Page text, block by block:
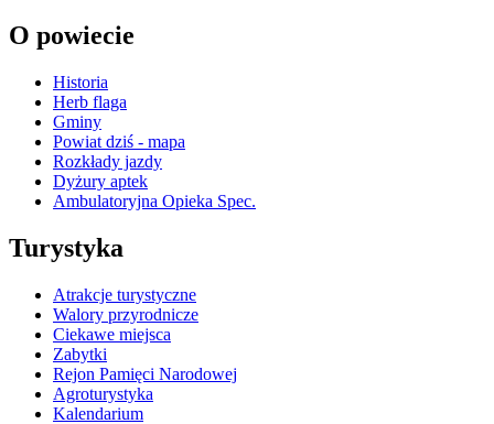
O powiecie
Historia
Herb flaga
Gminy
Powiat dziś - mapa
Rozkłady jazdy
Dyżury aptek
Ambulatoryjna Opieka Spec.
Turystyka
Atrakcje turystyczne
Walory przyrodnicze
Ciekawe miejsca
Zabytki
Rejon Pamięci Narodowej
Agroturystyka
Kalendarium